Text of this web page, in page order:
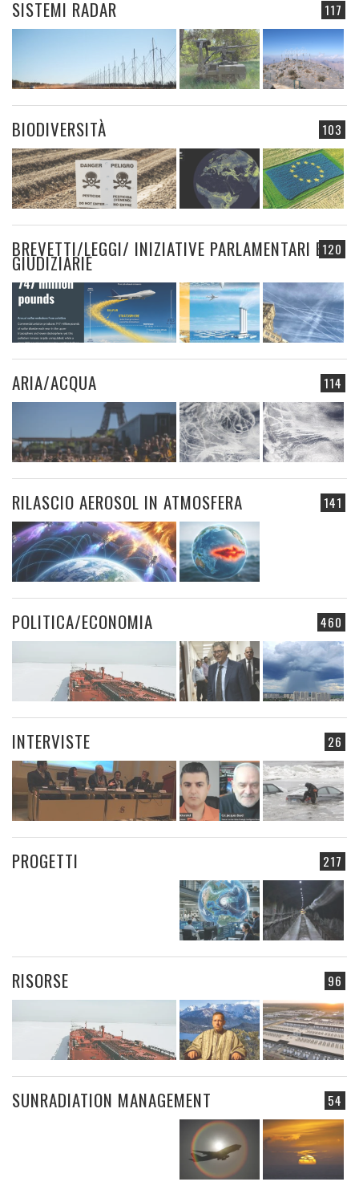
117
SISTEMI RADAR
103
BIODIVERSITÀ
120
BREVETTI/LEGGI/ INIZIATIVE PARLAMENTARI E
GIUDIZIARIE
114
ARIA/ACQUA
141
RILASCIO AEROSOL IN ATMOSFERA
460
POLITICA/ECONOMIA
26
INTERVISTE
217
PROGETTI
96
RISORSE
54
SUNRADIATION MANAGEMENT